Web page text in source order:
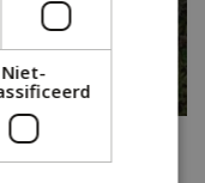
niet
Cream'
Niet-